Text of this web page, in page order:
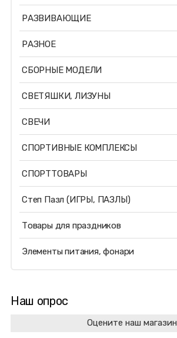
РАЗВИВАЮЩИЕ
РАЗНОЕ
СБОРНЫЕ МОДЕЛИ
СВЕТЯШКИ, ЛИЗУНЫ
СВЕЧИ
СПОРТИВНЫЕ КОМПЛЕКСЫ
СПОРТТОВАРЫ
Степ Пазл (ИГРЫ, ПАЗЛЫ)
Товары для праздников
Элементы питания, фонари
Наш опрос
Оцените наш магазин